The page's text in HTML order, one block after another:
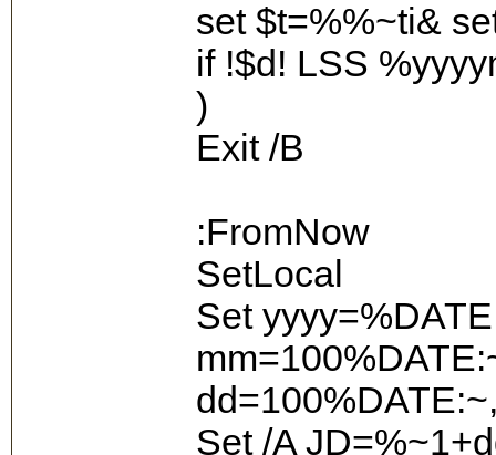
set $t=%%~ti&
if !$d! LSS
)
Exit /B
:FromNow
SetLocal
Set
Set /A